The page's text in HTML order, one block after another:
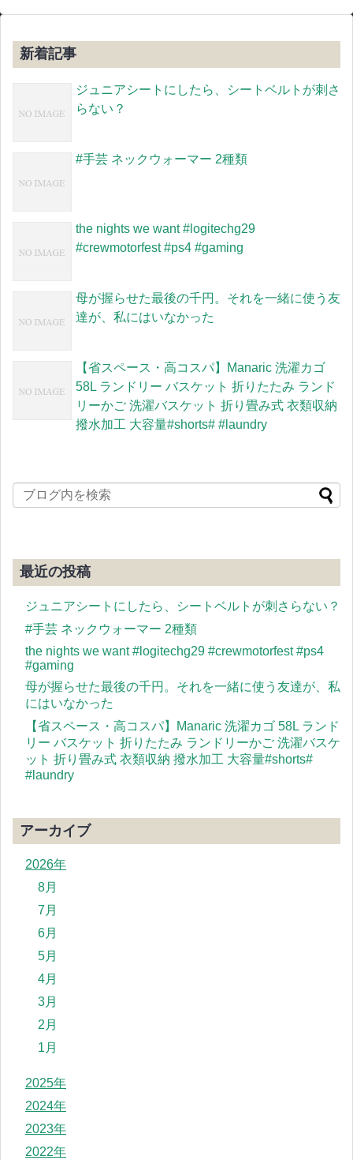
新着記事
ジュニアシートにしたら、シートベルトが刺さ
らない？
#手芸 ネックウォーマー 2種類
the nights we want #logitechg29
#crewmotorfest #ps4 #gaming
母が握らせた最後の千円。それを一緒に使う友
達が、私にはいなかった
【省スペース・高コスパ】Manaric 洗濯カゴ
58L ランドリー バスケット 折りたたみ ランド
リーかご 洗濯バスケット 折り畳み式 衣類収納
撥水加工 大容量#shorts# #laundry
最近の投稿
ジュニアシートにしたら、シートベルトが刺さらない？
#手芸 ネックウォーマー 2種類
the nights we want #logitechg29 #crewmotorfest #ps4
#gaming
母が握らせた最後の千円。それを一緒に使う友達が、私
にはいなかった
【省スペース・高コスパ】Manaric 洗濯カゴ 58L ランド
リー バスケット 折りたたみ ランドリーかご 洗濯バスケ
ット 折り畳み式 衣類収納 撥水加工 大容量#shorts#
#laundry
アーカイブ
2026年
8月
7月
6月
5月
4月
3月
2月
1月
2025年
2024年
2023年
2022年